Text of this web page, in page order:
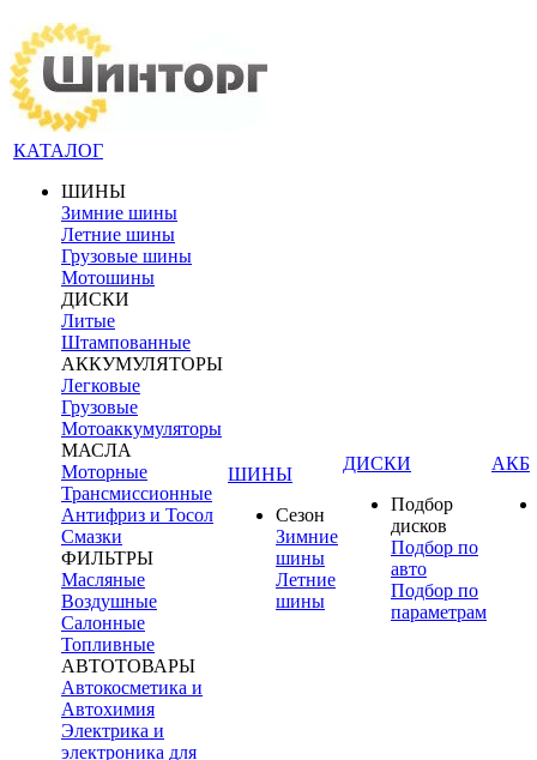
КАТАЛОГ
ШИНЫ
Зимние шины
Летние шины
Грузовые шины
Мотошины
ДИСКИ
Литые
Штампованные
АККУМУЛЯТОРЫ
Легковые
Грузовые
Мотоаккумуляторы
МАСЛА
Моторные
Трансмиссионные
Антифриз и Тосол
Смазки
ФИЛЬТРЫ
Масляные
Воздушные
Салонные
Топливные
АВТОТОВАРЫ
Автокосметика и
Автохимия
Электрика и
электроника для
ШИНЫ
Сезон
Зимние
шины
Летние
шины
ДИСКИ
Подбор
дисков
Подбор по
авто
Подбор по
параметрам
АКБ